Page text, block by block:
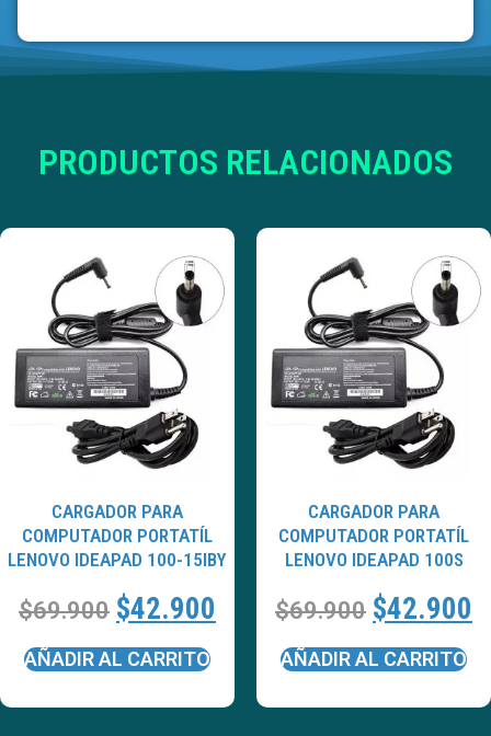
PRODUCTOS RELACIONADOS
CARGADOR PARA
COMPUTADOR PORTATÍL
LENOVO IDEAPAD 100-15IBY
$69.900 $42.900
AÑADIR AL CARRITO
CARGADOR PARA
COMPUTADOR PORTATÍL
LENOVO IDEAPAD 100S
$69.900 $42.900
AÑADIR AL CARRITO